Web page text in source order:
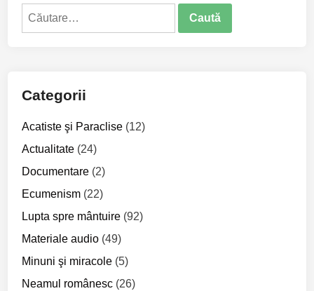
Caută
Categorii
Acatiste şi Paraclise (12)
Actualitate (24)
Documentare (2)
Ecumenism (22)
Lupta spre mântuire (92)
Materiale audio (49)
Minuni şi miracole (5)
Neamul românesc (26)